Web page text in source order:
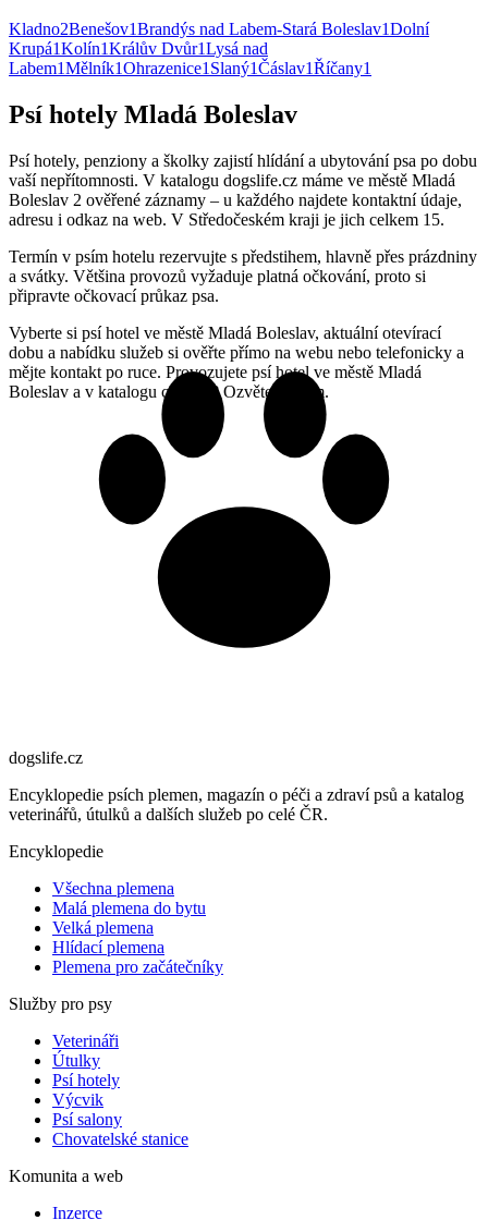
Kladno2Benešov1Brandýs nad Labem-Stará Boleslav1Dolní
Krupá1Kolín1Králův Dvůr1Lysá nad
Labem1Mělník1Ohrazenice1 Slaný1Čáslav1Říčany1
Psí hotely Mladá Boleslav
Psí hotely, penziony a školky zajistí hlídání a ubytování psa po dobu
vaší nepřítomnosti. V katalogu dogslife.cz máme ve městě Mladá
Boleslav 2 ověřené záznamy – u každého najdete kontaktní údaje,
adresu i odkaz na web. V Středočeském kraji je jich celkem 15.
Termín v psím hotelu rezervujte s předstihem, hlavně přes prázdniny
a svátky. Většina provozů vyžaduje platná očkování, proto si
připravte očkovací průkaz psa.
Vyberte si psí hotel ve městě Mladá Boleslav, aktuální otevírací
dobu a nabídku služeb si ověřte přímo na webu nebo telefonicky a
mějte kontakt po ruce. Provozujete psí hotel ve městě Mladá
Boleslav a v katalogu chybíte? Ozvěte se nám.
dogslife.cz
Encyklopedie psích plemen, magazín o péči a zdraví psů a katalog
veterinářů, útulků a dalších služeb po celé ČR.
Encyklopedie
Všechna plemena
Malá plemena do bytu
Velká plemena
Hlídací plemena
Plemena pro začátečníky
Služby pro psy
Veterináři
Útulky
Psí hotely
Výcvik
Psí salony
Chovatelské stanice
Komunita a web
Inzerce